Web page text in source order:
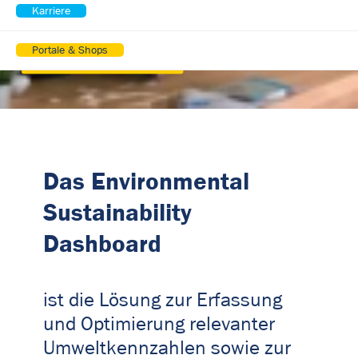
Karriere
Portale & Shops
Kontaktiere uns
Wie es funktioniert
Das Environmental
Sustainability
Dashboard
ist die Lösung zur Erfassung
und Optimierung relevanter
Umweltkennzahlen sowie zur